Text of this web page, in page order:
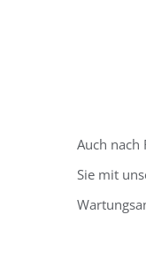
Auch nach
Sie mit